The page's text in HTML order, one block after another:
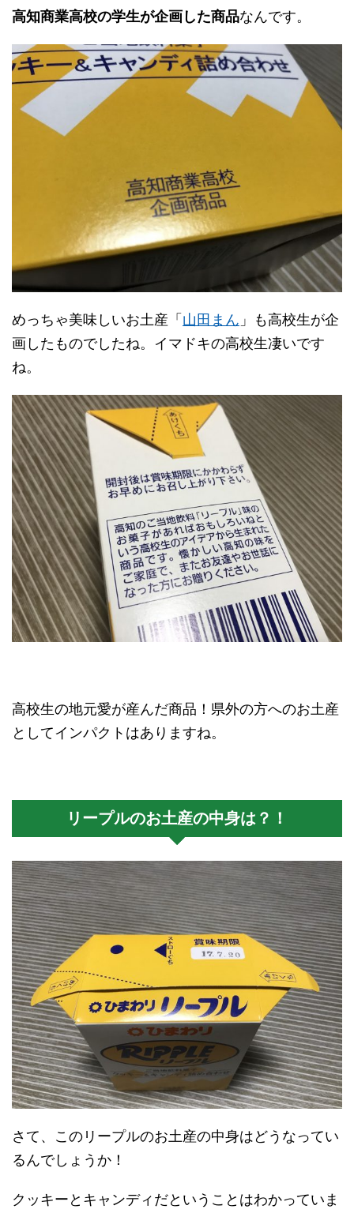
高知商業高校の学生が企画した商品なんです。
めっちゃ美味しいお土産「山田まん 」も高校生が企
画したものでしたね。イマドキの高校生凄いです
ね。
高校生の地元愛が産んだ商品！県外の方へのお土産
としてインパクトはありますね。
リープルのお土産の中身は？！
さて、このリープルのお土産の中身はどうなってい
るんでしょうか！
クッキーとキャンディだということはわかっていま